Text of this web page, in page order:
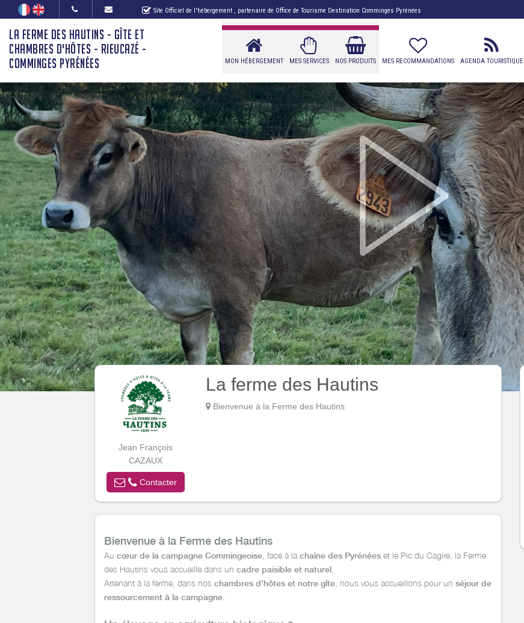
Site Officiel de l'hébergement , partenaire de Office de Tourisme Destination Comminges Pyrénées
LA FERME DES HAUTINS - GÎTE ET
CHAMBRES D'HÔTES - RIEUCAZÉ -
COMMINGES PYRÉNÉES
MON HÉBERGEMENT MES SERVICES NOS PRODUITS MES RECOMMANDATIONS AGENDA TOURISTIQUE
Jean François
CAZAUX
Contacter
La ferme des Hautins
Bienvenue à la Ferme des Hautins
Bienvenue à la Ferme des Hautins
Au cœur de la campagne Commingeoise , face à la chaîne des Pyrénées et le Pic du Cagire, la Ferme
des Hautins vous accueille dans un cadre paisible et naturel
Attenant à la ferme, dans nos chambres d'hôtes et notre gîte , nous vous accueillons pour un séjour de
ressourcement à la campagne